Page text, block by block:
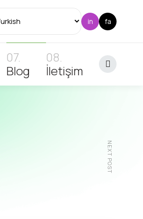
Blog İletişim
NEXT POST